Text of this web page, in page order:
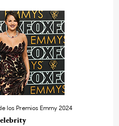
los Premios Emmy 2024